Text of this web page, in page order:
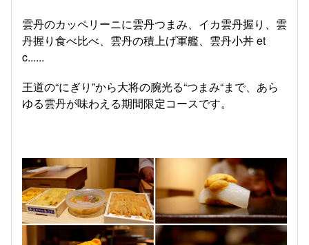
雲丹のカッペリーニに雲丹つまみ、イカ雲丹握り、雲
丹握り食べ比べ、雲丹の積上げ軍艦、雲丹小丼 et
c......
王道の“にぎり”から大将の腕光る“つまみ“まで、あら
ゆる雲丹が味わえる期間限定コースです。